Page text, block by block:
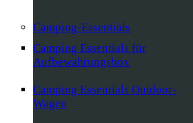
Camping-Essentials
Camping Essentials für
Aufbewahrungsbox
Camping Essentials Outdoor-
Wagen